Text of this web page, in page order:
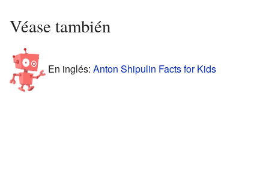
Véase también
En inglés: Anton Shipulin Facts for Kids